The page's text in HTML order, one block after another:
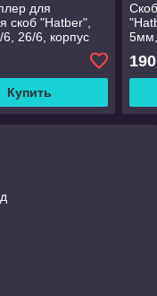
для
скоб "Hatber",
26/6, корпус
с фиксатором, в
упаковке
Купить
190